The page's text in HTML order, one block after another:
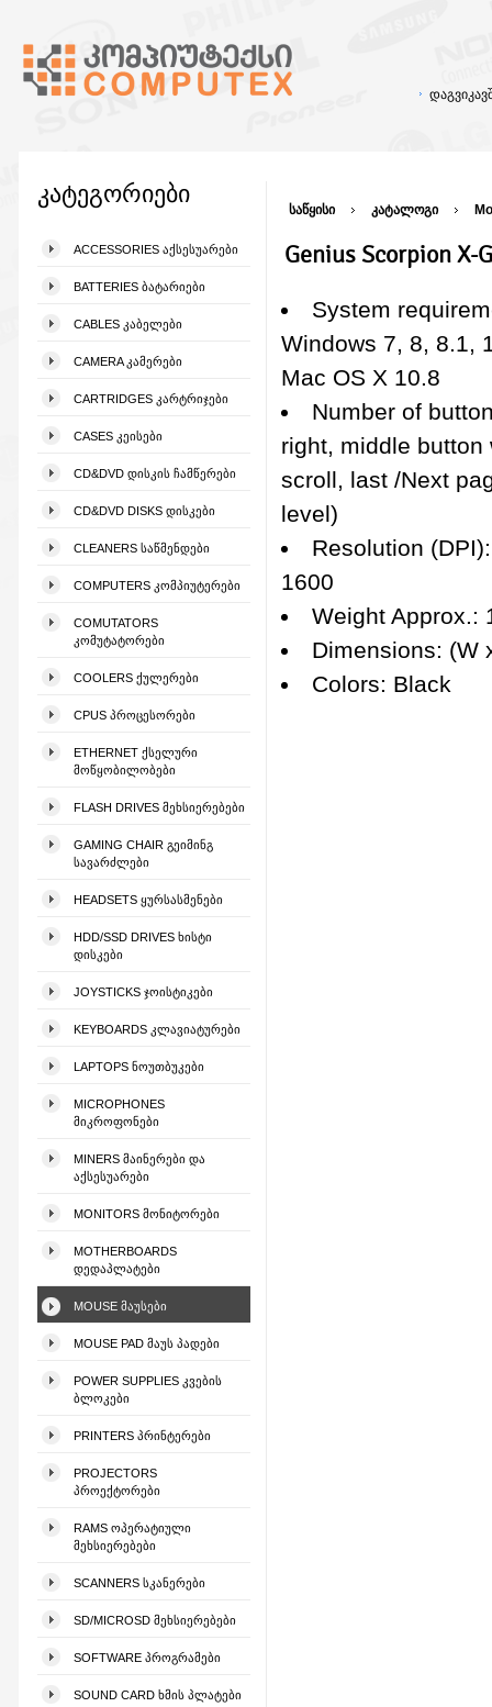
კატეგორიები
ACCESSORIES ᲐᲥᲡᲔᲡᲣᲐᲠᲔᲑᲘ
BATTERIES ᲑᲐᲢᲐᲠᲘᲔᲑᲘ
CABLES ᲙᲐᲑᲔᲚᲔᲑᲘ
CAMERA ᲙᲐᲛᲔᲠᲔᲑᲘ
CARTRIDGES ᲙᲐᲠᲢᲠᲘᲯᲔᲑᲘ
CASES ᲙᲔᲘᲡᲔᲑᲘ
CD&DVD ᲓᲘᲡᲙᲘᲡ ᲩᲐᲛᲬᲔᲠᲔᲑᲘ
CD&DVD DISKS ᲓᲘᲡᲙᲔᲑᲘ
CLEANERS ᲡᲐᲬᲛᲔᲜᲓᲔᲑᲘ
COMPUTERS ᲙᲝᲛᲞᲘᲣᲢᲔᲠᲔᲑᲘ
COMUTATORS
ᲙᲝᲛᲣᲢᲐᲢᲝᲠᲔᲑᲘ
COOLERS ᲥᲣᲚᲔᲠᲔᲑᲘ
CPUS ᲞᲠᲝᲪᲔᲡᲝᲠᲔᲑᲘ
ETHERNET ᲥᲡᲔᲚᲣᲠᲘ
ᲛᲝᲬᲧᲝᲑᲘᲚᲝᲑᲔᲑᲘ
FLASH DRIVES ᲛᲔᲮᲡᲘᲔᲠᲔᲑᲔᲑᲘ
GAMING CHAIR ᲒᲔᲘᲛᲘᲜᲒ
ᲡᲐᲕᲐᲠᲫᲚᲔᲑᲘ
HEADSETS ᲧᲣᲠᲡᲐᲡᲛᲔᲜᲔᲑᲘ
HDD/SSD DRIVES ᲮᲘᲡᲢᲘ
ᲓᲘᲡᲙᲔᲑᲘ
JOYSTICKS ᲯᲝᲘᲡᲢᲘᲙᲔᲑᲘ
KEYBOARDS ᲙᲚᲐᲕᲘᲐᲢᲣᲠᲔᲑᲘ
LAPTOPS ᲜᲝᲣᲗᲑᲣᲙᲔᲑᲘ
MICROPHONES
ᲛᲘᲙᲠᲝᲤᲝᲜᲔᲑᲘ
MINERS ᲛᲐᲘᲜᲔᲠᲔᲑᲘ ᲓᲐ
ᲐᲥᲡᲔᲡᲣᲐᲠᲔᲑᲘ
MONITORS ᲛᲝᲜᲘᲢᲝᲠᲔᲑᲘ
MOTHERBOARDS
ᲓᲔᲓᲐᲞᲚᲐᲢᲔᲑᲘ
MOUSE ᲛᲐᲣᲡᲔᲑᲘ
MOUSE PAD ᲛᲐᲣᲡ ᲞᲐᲓᲔᲑᲘ
POWER SUPPLIES ᲙᲕᲔᲑᲘᲡ
ᲑᲚᲝᲙᲔᲑᲘ
PRINTERS ᲞᲠᲘᲜᲢᲔᲠᲔᲑᲘ
PROJECTORS
ᲞᲠᲝᲔᲥᲢᲝᲠᲔᲑᲘ
RAMS ᲝᲞᲔᲠᲐᲢᲘᲣᲚᲘ
ᲛᲔᲮᲡᲘᲔᲠᲔᲑᲔᲑᲘ
SCANNERS ᲡᲙᲐᲜᲔᲠᲔᲑᲘ
SD/MICROSD ᲛᲔᲮᲡᲘᲔᲠᲔᲑᲔᲑᲘ
SOFTWARE ᲞᲠᲝᲒᲠᲐᲛᲔᲑᲘ
SOUND CARD ᲮᲛᲘᲡ ᲞᲚᲐᲢᲔᲑᲘ
საწყისი კატალოგი
Genius Scorpion X-
System
Windows 7, 8, 8.1,
Mac OS X 10.8
Number of
right, middle button
scroll, last /Next
level)
Resolution
1600
Weight Approx.:
Dimensions: (W
Colors: Black